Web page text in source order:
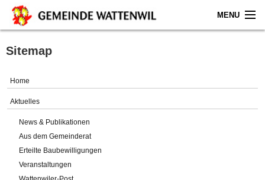
MENU
Home
Gemeinde
Verwaltung
Sitemap
Home
Aktuelles
News & Publikationen
Aus dem Gemeinderat
Erteilte Baubewilligungen
Veranstaltungen